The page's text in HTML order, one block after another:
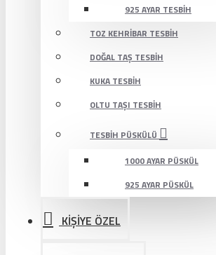
925 AYAR TESBIH
TOZ KEHRIBAR TESBIH
DOĞAL TAŞ TESBIH
KUKA TESBIH
OLTU TAŞI TESBIH
TESBIH PÜSKÜLÜ
1000 AYAR PÜSKÜL
925 AYAR PÜSKÜL
KİŞİYE ÖZEL